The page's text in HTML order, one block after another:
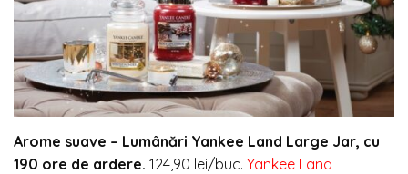
Arome suave – Lumânări Yankee Land Large Jar, cu
190 ore de ardere. 124,90 lei/buc. Yankee Land